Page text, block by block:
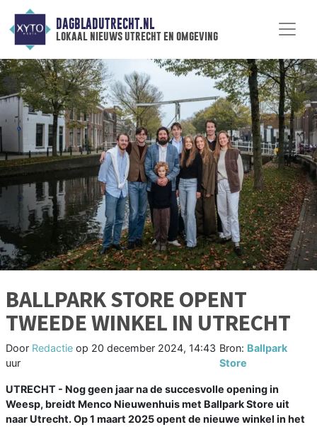
DAGBLADUTRECHT.NL
lokaal nieuws utrecht en omgeving
BALLPARK STORE OPENT
TWEEDE WINKEL IN UTRECHT
Door Redactie op 20 december 2024, 14:43
uur
Bron: Ballpark
Store
UTRECHT - Nog geen jaar na de succesvolle opening in
Weesp, breidt Menco Nieuwenhuis met Ballpark Store uit
naar Utrecht. Op 1 maart 2025 opent de nieuwe winkel in het